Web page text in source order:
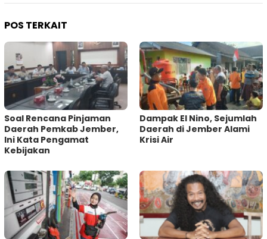
POS TERKAIT
‎Soal Rencana Pinjaman
Daerah Pemkab Jember,
Ini Kata Pengamat
Kebijakan ‎
Dampak El Nino, Sejumlah
Daerah di Jember Alami
Krisi Air